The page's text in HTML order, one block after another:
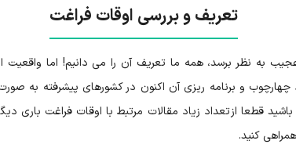
تعریف و بررسی اوقات فراغت
عجیب به نظر برسد، همه ما تعریف آن را می دانیم! اما
و برنامه ریزی آن اکنون در کشورهای پیشرفته به
قطعا از تعداد زیاد مقالات مرتبط با اوقات فراغت باری
کنید.